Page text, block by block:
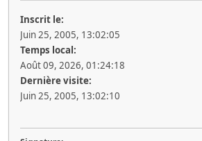
Inscrit le:
Juin 25, 2005, 13:02:05
Temps local:
Août 09, 2026, 01:24:18
Dernière visite:
Juin 25, 2005, 13:02:10